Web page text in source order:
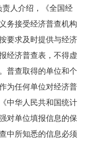
责人介绍，《全国经
务接受经济普查机构
要求及时提供与经济
经济普查表，不得虚
普查取得的单位和个
为任何单位对经济普
中华人民共和国统计
对单位填报信息的保
中所知悉的信息必须